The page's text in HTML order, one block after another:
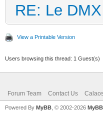
RE: Le
View a Printable Version
Users browsing this thread: 1 Guest(s)
Forum Team Contact Us
Powered By MyBB , © 2002-2026